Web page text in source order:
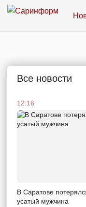
Все новости
12:16
В Саратове
усатый мужчина